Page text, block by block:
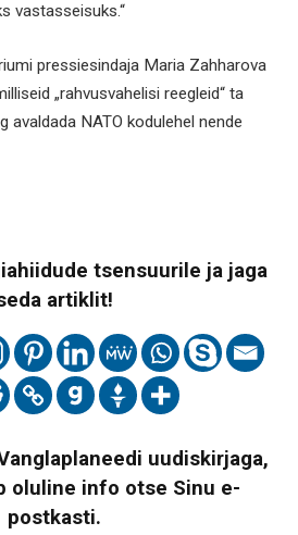
vastasseisuks.“
pressiesindaja Maria Zahharova
„rahvusvahelisi reegleid“ ta
avaldada NATO kodulehel nende
tsensuurile ja jaga
artiklit!
uudiskirjaga,
oluline info otse Sinu e-
postkasti.